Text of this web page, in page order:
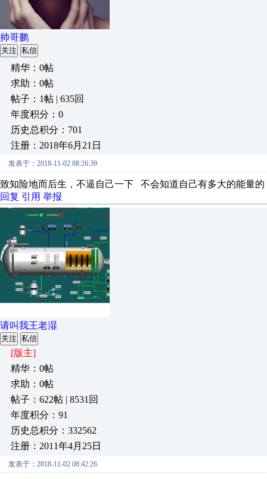
帅哥鹏
关注 私信
精华：0帖
求助：0帖
帖子：1帖 | 635回
年度积分：0
历史总积分：701
注册：2018年6月21日
发表于：2018-11-02 08:26:39
致知险地而后生，不逼自己一下 不会知道自己有多大的能量的
回复 引用 举报
请叫我王老湿
关注 私信
[版主]
精华：0帖
求助：0帖
帖子：622帖 | 8531回
年度积分：91
历史总积分：332562
注册：2011年4月25日
发表于：2018-11-02 08:42:26